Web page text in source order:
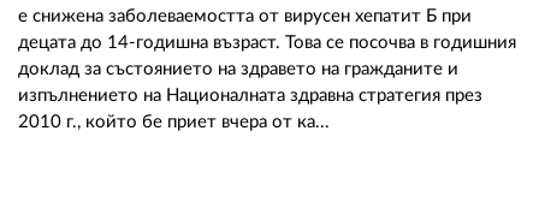
е снижена заболеваемостта от вирусен хепатит Б при
децата до 14-годишна възраст. Това се посочва в годишния
доклад за състоянието на здравето на гражданите и
изпълнението на Националната здравна стратегия през
2010 г., който бе приет вчера от ка...